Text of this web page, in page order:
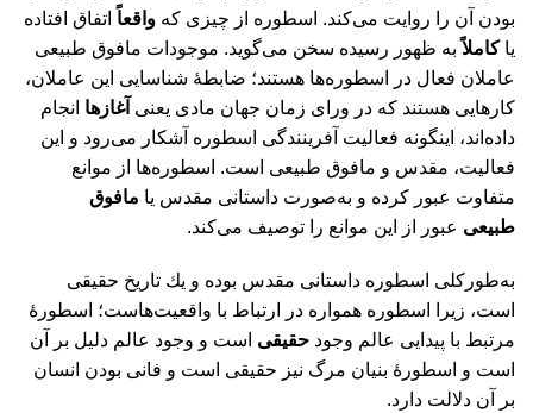
بودن آن را روايت می‌كند. اسطوره از چيزی كه واقعاً اتفاق افتاده
ياكاملاًبه ظهور رسيده سخن می‌گويد. موجودات مافوق طبيعی
عاملان فعال در اسطوره‌ها هستند؛ ضابطۀ شناسايی اين عاملان،
كارهايی هستند كه در ورای زمان جهان مادی يعنی آغازها انجام
داده‌اند، اينگونه فعاليت آفرينندگی اسطوره آشكار می‌رود و اين
فعاليت، مقدس و مافوق طبيعی است. اسطوره‌ها از موانع
متفاوت عبور كرده و به‌صورت داستانی مقدس يا مافوق‌
طبيعی عبور از اين موانع را توصيف می‌كند.
به‌طوركلی اسطوره داستانی مقدس بوده و يك تاريخ‌ حقيقی
است، زيرا اسطوره همواره در ارتباط با واقعيت‌هاست؛ اسطورۀ
مرتبط با پيدايی عالم وجود حقيقی است و وجود عالم دليل بر آن
است و اسطورۀ بنيان مرگ نيز حقيقی است و فانی بودن انسان
بر آن دلالت دارد.